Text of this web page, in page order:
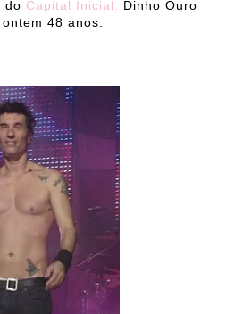
do Capital Inicial: Dinho Ouro
48 anos.